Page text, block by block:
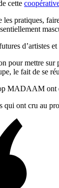
cette
pratiques,
d’artistes
pour mettre sur
le fait de se
MADAAM ont
qui ont cru au